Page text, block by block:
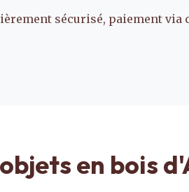
sécurisé, paiement via
en bois